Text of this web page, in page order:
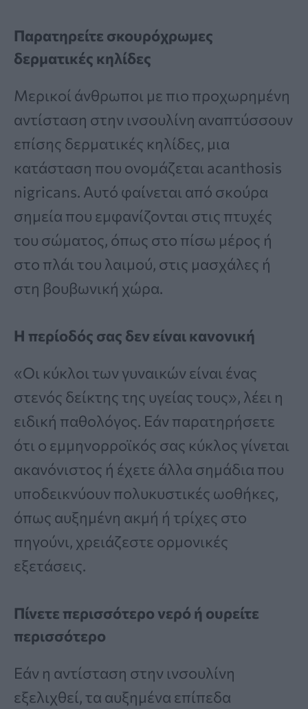
Παρατηρείτε σκουρόχρωμες
δερματικές κηλίδες
Μερικοί άνθρωποι με πιο προχωρημένη
αντίσταση στην ινσουλίνη αναπτύσσουν
επίσης δερματικές κηλίδες, μια
κατάσταση που ονομάζεται acanthosis
nigricans. Αυτό φαίνεται από σκούρα
σημεία που εμφανίζονται στις πτυχές
του σώματος, όπως στο πίσω μέρος ή
στο πλάι του λαιμού, στις μασχάλες ή
στη βουβωνική χώρα.
Η περίοδός σας δεν είναι κανονική
«Οι κύκλοι των γυναικών είναι ένας
στενός δείκτης της υγείας τους», λέει η
ειδική παθολόγος. Εάν παρατηρήσετε
ότι ο εμμηνορροϊκός σας κύκλος γίνεται
ακανόνιστος ή έχετε άλλα σημάδια που
υποδεικνύουν πολυκυστικές ωοθήκες,
όπως αυξημένη ακμή ή τρίχες στο
πηγούνι, χρειάζεστε ορμονικές
εξετάσεις.
Πίνετε περισσότερο νερό ή ουρείτε
περισσότερο
Εάν η αντίσταση στην ινσουλίνη
εξελιχθεί, τα αυξημένα επίπεδα